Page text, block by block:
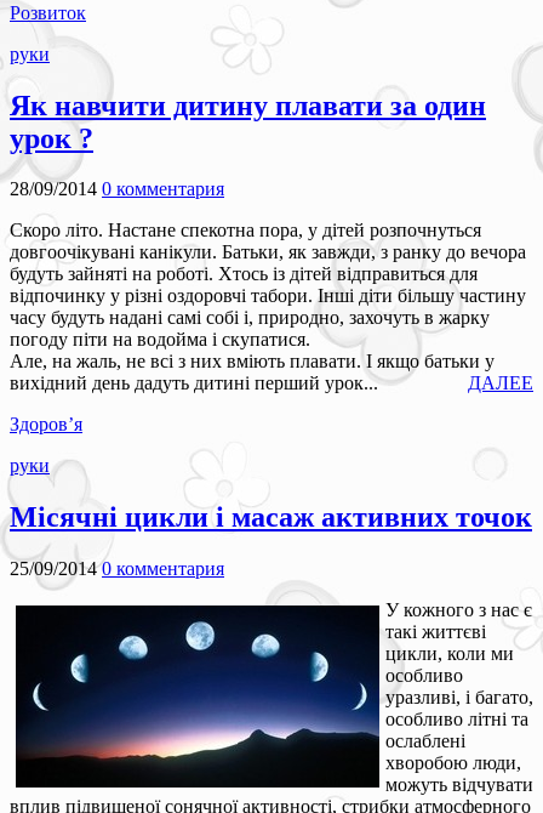
Розвиток
руки
Як навчити дитину плавати за один
урок ?
28/09/2014 0 комментария
Скоро літо. Настане спекотна пора, у дітей розпочнуться
довгоочікувані канікули. Батьки, як завжди, з ранку до вечора
будуть зайняті на роботі. Хтось із дітей відправиться для
відпочинку у різні оздоровчі табори. Інші діти більшу частину
часу будуть надані самі собі і, природно, захочуть в жарку
погоду піти на водойма і скупатися.
Але, на жаль, не всі з них вміють плавати. І якщо батьки у
вихідний день дадуть дитині перший урок...
ДАЛЕЕ
Здоров’я
руки
Місячні цикли і масаж активних точок
25/09/2014 0 комментария
У кожного з нас є
такі життєві
цикли, коли ми
особливо
уразливі, і багато,
особливо літні та
ослаблені
хворобою люди,
можуть відчувати
вплив підвищеної сонячної активності, стрибки атмосферного